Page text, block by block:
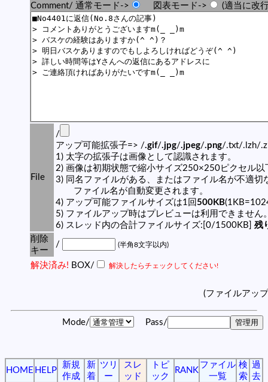
Comment/ 通常モード-> 図表モード-> (適当に改
File
/
アップ可能拡張子=> /.gif/.jpg/.jpeg/.png/.txt/.lzh/
1) 太字の拡張子は画像として認識されます。
2) 画像は初期状態で縮小サイズ250×250ピクセル以
3) 同名ファイルがある、またはファイル名が不適切
ファイル名が自動変更されます。
4) アップ可能ファイルサイズは1回 500KB
5) ファイルアップ時はプレビューは利用できません
6) スレッド内の合計ファイルサイズ:[0/1500KB] 残
削除
キー
/ (半角8文字以内)
解決済み! BOX/ 解決したらチェックしてください!
(ファイルアッ
Mode/ Pass/
HOME HELP
新規
作成
新
着
ツリ
ー
スレ
ッド
トピ
ック
RANK
ファイル
一覧
検
索
過
去